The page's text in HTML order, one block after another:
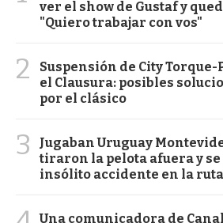
ver el show de Gustaf y
"Quiero trabajar con vos"
2
Suspensión de City
el Clausura: posibles
por el clásico
3
Jugaban Uruguay
tiraron la pelota afuera y se
insólito accidente en la ruta
Una comunicadora de